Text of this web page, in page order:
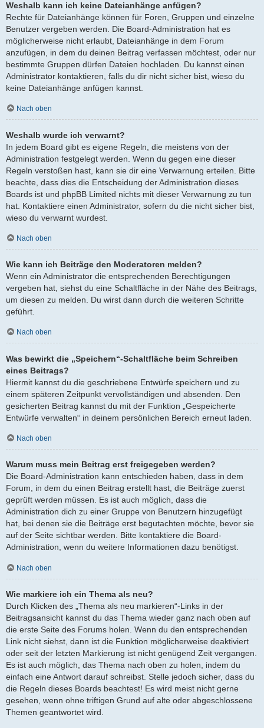
Weshalb kann ich keine Dateianhänge anfügen?
Rechte für Dateianhänge können für Foren, Gruppen und einzelne
Benutzer vergeben werden. Die Board-Administration hat es
möglicherweise nicht erlaubt, Dateianhänge in dem Forum
anzufügen, in dem du deinen Beitrag verfassen möchtest, oder nur
bestimmte Gruppen dürfen Dateien hochladen. Du kannst einen
Administrator kontaktieren, falls du dir nicht sicher bist, wieso du
keine Dateianhänge anfügen kannst.
Nach oben
Weshalb wurde ich verwarnt?
In jedem Board gibt es eigene Regeln, die meistens von der
Administration festgelegt werden. Wenn du gegen eine dieser
Regeln verstoßen hast, kann sie dir eine Verwarnung erteilen. Bitte
beachte, dass dies die Entscheidung der Administration dieses
Boards ist und phpBB Limited nichts mit dieser Verwarnung zu tun
hat. Kontaktiere einen Administrator, sofern du die nicht sicher bist,
wieso du verwarnt wurdest.
Nach oben
Wie kann ich Beiträge den Moderatoren melden?
Wenn ein Administrator die entsprechenden Berechtigungen
vergeben hat, siehst du eine Schaltfläche in der Nähe des Beitrags,
um diesen zu melden. Du wirst dann durch die weiteren Schritte
geführt.
Nach oben
Was bewirkt die „Speichern“-Schaltfläche beim Schreiben
eines Beitrags?
Hiermit kannst du die geschriebene Entwürfe speichern und zu
einem späteren Zeitpunkt vervollständigen und absenden. Den
gesicherten Beitrag kannst du mit der Funktion „Gespeicherte
Entwürfe verwalten“ in deinem persönlichen Bereich erneut laden.
Nach oben
Warum muss mein Beitrag erst freigegeben werden?
Die Board-Administration kann entschieden haben, dass in dem
Forum, in dem du einen Beitrag erstellt hast, die Beiträge zuerst
geprüft werden müssen. Es ist auch möglich, dass die
Administration dich zu einer Gruppe von Benutzern hinzugefügt
hat, bei denen sie die Beiträge erst begutachten möchte, bevor sie
auf der Seite sichtbar werden. Bitte kontaktiere die Board-
Administration, wenn du weitere Informationen dazu benötigst.
Nach oben
Wie markiere ich ein Thema als neu?
Durch Klicken des „Thema als neu markieren“-Links in der
Beitragsansicht kannst du das Thema wieder ganz nach oben auf
die erste Seite des Forums holen. Wenn du den entsprechenden
Link nicht siehst, dann ist die Funktion möglicherweise deaktiviert
oder seit der letzten Markierung ist nicht genügend Zeit vergangen.
Es ist auch möglich, das Thema nach oben zu holen, indem du
einfach eine Antwort darauf schreibst. Stelle jedoch sicher, dass du
die Regeln dieses Boards beachtest! Es wird meist nicht gerne
gesehen, wenn ohne triftigen Grund auf alte oder abgeschlossene
Themen geantwortet wird.